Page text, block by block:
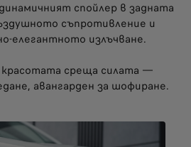
спойлер в задната
съпротивление и
елегантното излъчване.
среща силата —
авангарден за шофиране.